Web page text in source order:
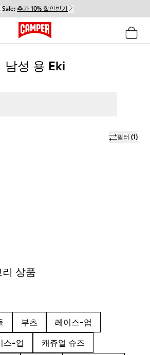
Sale: 추가 10% 할인받기
남성 용 Eki
필터 (1)
상품
부츠
레이스-업
스-업
캐쥬얼 슈즈